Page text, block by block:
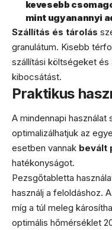
kevesebb
mint ugyanannyi
Szállítás és tárolás
granulátum. Kisebb
szállítási költségeket
kibocsátást.
Praktikus
A mindennapi használat
optimalizálhatjuk az
esetben vannak bevált
hatékonyságot.
Pezsgőtabletta
használj a feloldáshoz.
míg a túl meleg
optimális hőmérséklet